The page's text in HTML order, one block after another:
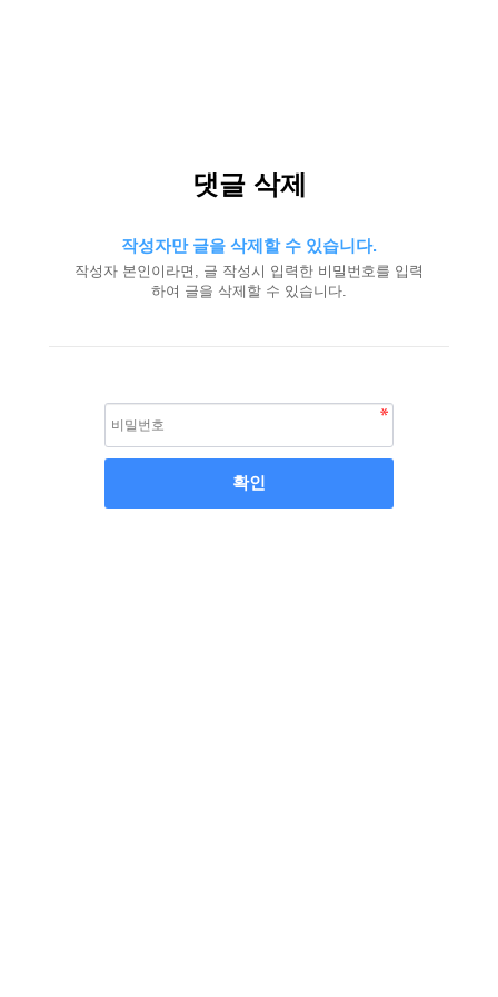
댓글 삭제
작성자만 글을 삭제할 수 있습니다.
작성자 본인이라면, 글 작성시 입력한 비밀번호를 입력
하여 글을 삭제할 수 있습니다.